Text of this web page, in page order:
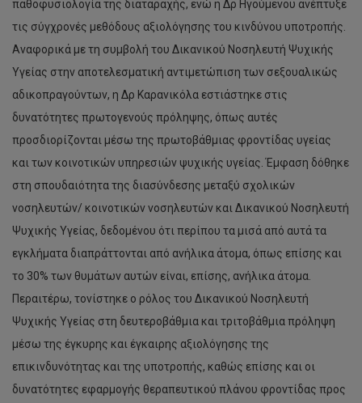
παθοφυσιολογία της διαταραχής, ενώ η Δρ Ηγούμενου ανέπτυξε
τις σύγχρονές μεθόδους αξιολόγησης του κινδύνου υποτροπής.
Αναφορικά με τη συμβολή του Δικανικού Νοσηλευτή Ψυχικής
Υγείας στην αποτελεσματική αντιμετώπιση των σεξουαλικώς
αδικοπραγούντων, η Δρ Καρανικόλα εστιάστηκε στις
δυνατότητες πρωτογενούς πρόληψης, όπως αυτές
προσδιορίζονται μέσω της πρωτοβάθμιας φροντίδας υγείας
και των κοινοτικών υπηρεσιών ψυχικής υγείας. Έμφαση δόθηκε
στη σπουδαιότητα της διασύνδεσης μεταξύ σχολικών
νοσηλευτών/ κοινοτικών νοσηλευτών και Δικανικού Νοσηλευτή
Ψυχικής Υγείας, δεδομένου ότι περίπου τα μισά από αυτά τα
εγκλήματα διαπράττονται από ανήλικα άτομα, όπως επίσης και
το 30% των θυμάτων αυτών είναι, επίσης, ανήλικα άτομα.
Περαιτέρω, τονίστηκε ο ρόλος του Δικανικού Νοσηλευτή
Ψυχικής Υγείας στη δευτεροβάθμια και τριτοβάθμια πρόληψη
μέσω της έγκυρης και έγκαιρης αξιολόγησης της
επικινδυνότητας και της υποτροπής, καθώς επίσης και οι
δυνατότητες εφαρμογής θεραπευτικού πλάνου φροντίδας προς